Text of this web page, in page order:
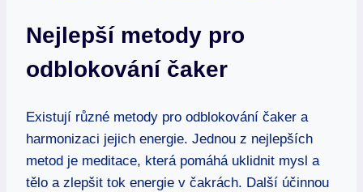
Nejlepší metody pro
odblokování čaker
Existují různé metody pro odblokování čaker a
harmonizaci jejich energie. Jednou z nejlepších
metod je meditace, která pomáhá uklidnit mysl a
tělo a zlepšit tok energie v čakrách. Další účinnou